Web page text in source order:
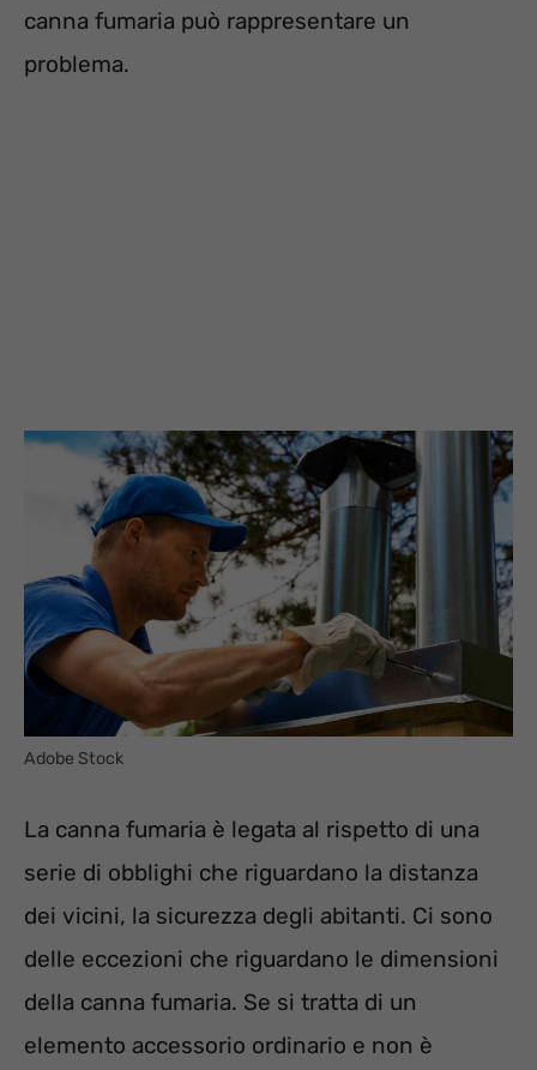
canna fumaria può rappresentare un
problema.
Adobe Stock
La canna fumaria è legata al rispetto di una
serie di obblighi che riguardano la distanza
dei vicini, la sicurezza degli abitanti. Ci sono
delle eccezioni che riguardano le dimensioni
della canna fumaria. Se si tratta di un
elemento accessorio ordinario e non è